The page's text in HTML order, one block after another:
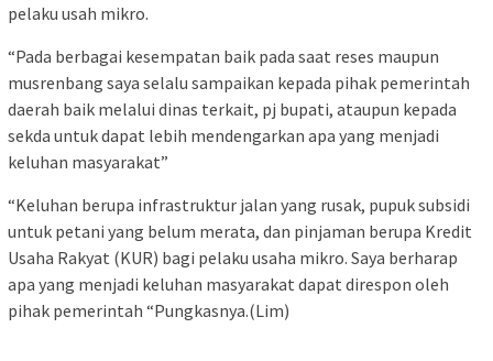
pelaku usah mikro.
“Pada berbagai kesempatan baik pada saat reses maupun
musrenbang saya selalu sampaikan kepada pihak pemerintah
daerah baik melalui dinas terkait, pj bupati, ataupun kepada
sekda untuk dapat lebih mendengarkan apa yang menjadi
keluhan masyarakat”
“Keluhan berupa infrastruktur jalan yang rusak, pupuk subsidi
untuk petani yang belum merata, dan pinjaman berupa Kredit
Usaha Rakyat (KUR) bagi pelaku usaha mikro. Saya berharap
apa yang menjadi keluhan masyarakat dapat direspon oleh
pihak pemerintah “Pungkasnya.(Lim)